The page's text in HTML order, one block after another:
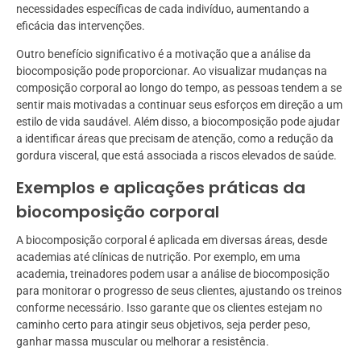
necessidades específicas de cada indivíduo, aumentando a
eficácia das intervenções.
Outro benefício significativo é a motivação que a análise da
biocomposição pode proporcionar. Ao visualizar mudanças na
composição corporal ao longo do tempo, as pessoas tendem a se
sentir mais motivadas a continuar seus esforços em direção a um
estilo de vida saudável. Além disso, a biocomposição pode ajudar
a identificar áreas que precisam de atenção, como a redução da
gordura visceral, que está associada a riscos elevados de saúde.
Exemplos e aplicações práticas da
biocomposição corporal
A biocomposição corporal é aplicada em diversas áreas, desde
academias até clínicas de nutrição. Por exemplo, em uma
academia, treinadores podem usar a análise de biocomposição
para monitorar o progresso de seus clientes, ajustando os treinos
conforme necessário. Isso garante que os clientes estejam no
caminho certo para atingir seus objetivos, seja perder peso,
ganhar massa muscular ou melhorar a resistência.